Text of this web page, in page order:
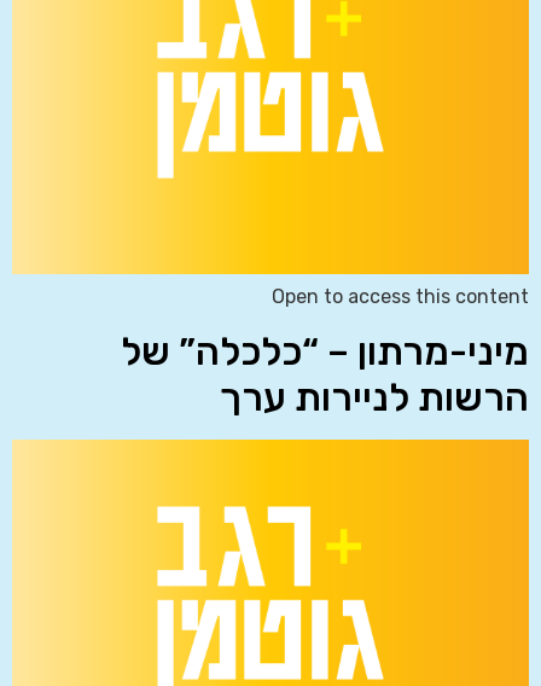
Open to access this content
מיני-מרתון – “כלכלה” של
הרשות לניירות ערך